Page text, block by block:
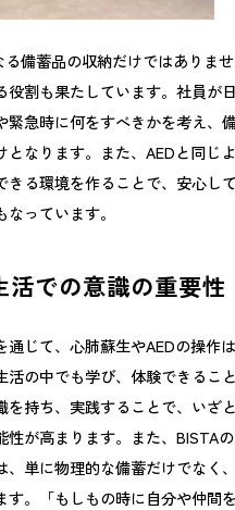
る備蓄品の収納だけではありま
役割も果たしています。社員が
緊急時に何をすべきかを考え、
となります。また、AEDと同じ
きる環境を作ることで、安心し
っています。
活での意識の重要性
通じて、心肺蘇生やAEDの操作
活の中でも学び、体験できるこ
を持ち、実践することで、いざ
性が高まります。また、BISTA
、単に物理的な備蓄だけでなく
す。「もしもの時に自分や仲間